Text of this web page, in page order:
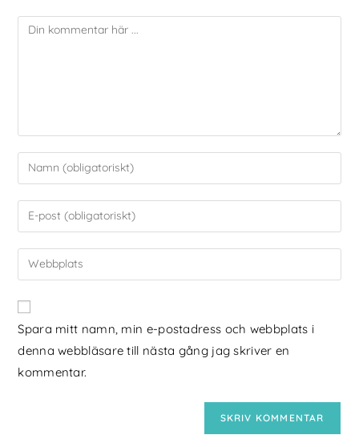
Spara mitt namn, min e-postadress och webbplats i
denna webbläsare till nästa gång jag skriver en
kommentar.